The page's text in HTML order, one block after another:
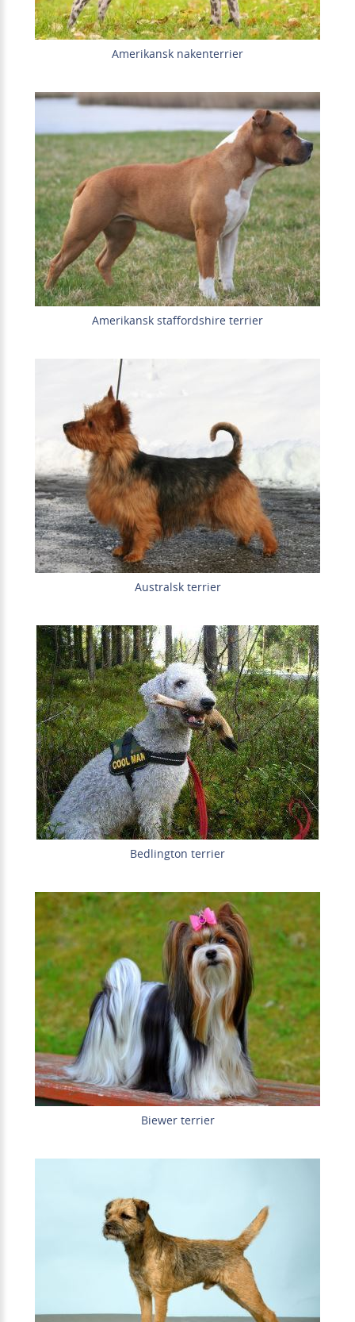
Amerikansk nakenterrier
Amerikansk staffordshire terrier
Australsk terrier
Bedlington terrier
Biewer terrier